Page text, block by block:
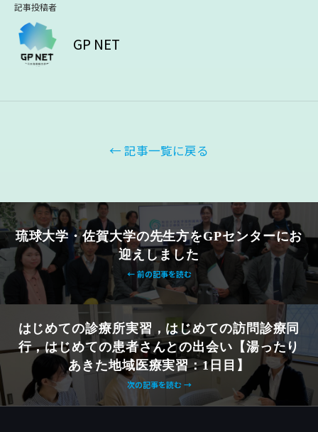
記事投稿者
GP NET
← 記事一覧に戻る
琉球大学・佐賀大学の先生方をGPセンターにお
迎えしました
← 前の記事を読む
はじめての診療所実習，はじめての訪問診療同
行，はじめての患者さんとの出会い【湯ったり
あきた地域医療実習：1日目】
次の記事を読む →